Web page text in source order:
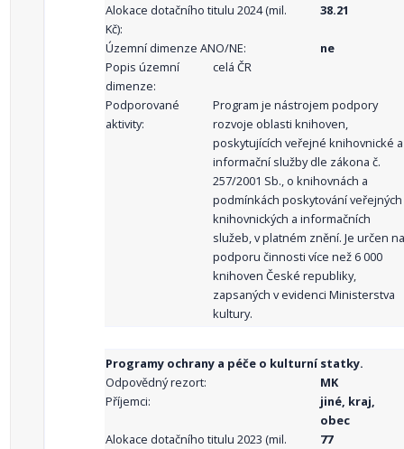
Alokace dotačního titulu 2024 (mil.
Kč):
38.21
Územní dimenze ANO/NE:
ne
Popis územní
dimenze:
celá ČR
Podporované
aktivity:
Program je nástrojem podpory
rozvoje oblasti knihoven,
poskytujících veřejné knihovnické a
informační služby dle zákona č.
257/2001 Sb., o knihovnách a
podmínkách poskytování veřejných
knihovnických a informačních
služeb, v platném znění. Je určen na
podporu činnosti více než 6 000
knihoven České republiky,
zapsaných v evidenci Ministerstva
kultury.
Programy ochrany a péče o kulturní statky.
Odpovědný rezort:
MK
Příjemci:
jiné, kraj,
obec
Alokace dotačního titulu 2023 (mil.
77